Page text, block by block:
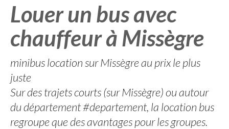
Louer un bus avec
chauffeur à Missègre
minibus location sur Missègre au prix le plus
juste
Sur des trajets courts (sur Missègre) ou autour
du département #departement, la location bus
regroupe que des avantages pour les groupes.